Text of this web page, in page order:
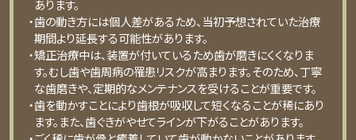
あります。
・歯の動き方には個人差があるため、当初予想されていた治療
期間より延長する可能性があります。
・矯正治療中は、装置が付いているため歯が磨きにくくなりま
す。むし歯や歯周病の罹患リスクが高まります。そのため、丁寧
な歯磨きや、定期的なメンテナンスを受けることが重要です。
・歯を動かすことにより歯根が吸収して短くなることが稀にあり
ます。また、歯ぐきがやせてラインが下がることがあります。